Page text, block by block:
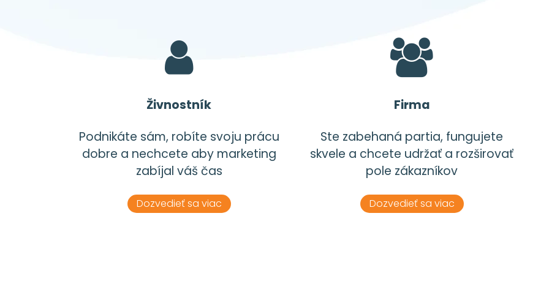
Živnostník
Podnikáte sám, robíte svoju prácu
dobre a nechcete aby marketing
zabíjal váš čas
Dozvedieť sa viac
Firma
Ste zabehaná partia, fungujete
skvele a chcete udržať a rozširovať
pole zákazníkov
Dozvedieť sa viac